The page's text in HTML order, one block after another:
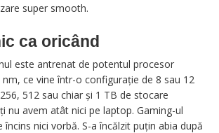
super smooth.
ca oricând
este antrenat de potentul procesor
nm, ce vine într-o configurație de 8 sau 12
512 sau chiar și 1 TB de stocare
nu avem atât nici pe laptop. Gaming-ul
încins nici vorbă. S-a încălzit puțin abia după